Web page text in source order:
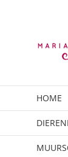
HOME